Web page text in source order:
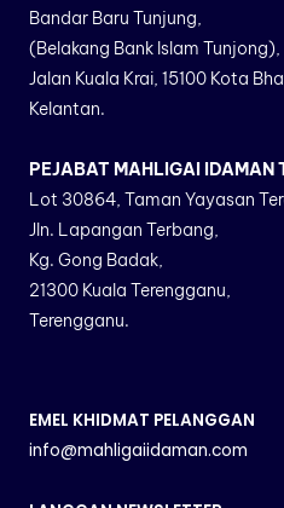
Bandar Baru Tunjung,
(Belakang Bank Islam Tunjong),
Jalan Kuala Krai, 15100 Kota
Kelantan.
PEJABAT MAHLIGAI IDAMAN
Lot 30864, Taman Yayasan
Jln. Lapangan Terbang,
Kg. Gong Badak,
21300 Kuala Terengganu,
Terengganu.
EMEL KHIDMAT PELANGGAN
info@mahligaiidaman.com